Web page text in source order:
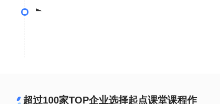
超过100家TOP企业选择起点课堂课程作